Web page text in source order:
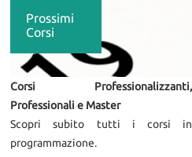
Prossimi
Corsi
Corsi Professionalizzanti,
Professionali e Master
Scopri subito tutti i corsi in
programmazione.